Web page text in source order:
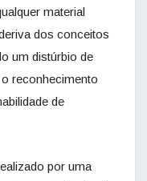
material
dos conceitos
um distúrbio de
reconhecimento
de
por uma